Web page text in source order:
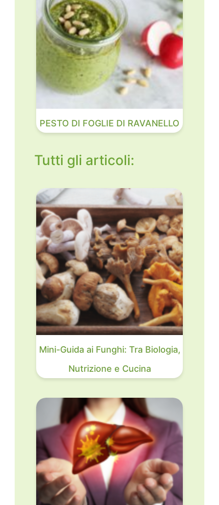
PESTO DI FOGLIE DI RAVANELLO
Tutti gli articoli:
Mini-Guida ai Funghi: Tra Biologia,
Nutrizione e Cucina